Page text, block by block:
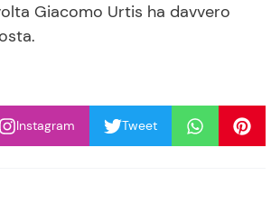
Giacomo Urtis ha davvero
Instagram Tweet